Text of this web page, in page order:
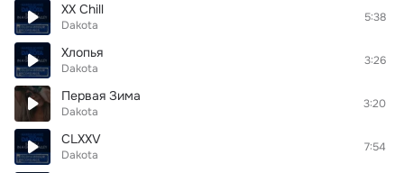
XX Chill
Dakota
5:38
Хлопья
Dakota
3:26
Первая Зима
Dakota
3:20
CLXXV
Dakota
7:54